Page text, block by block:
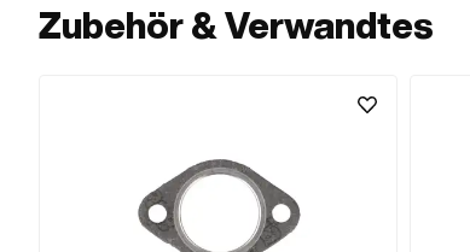
Zubehör & Verwandtes